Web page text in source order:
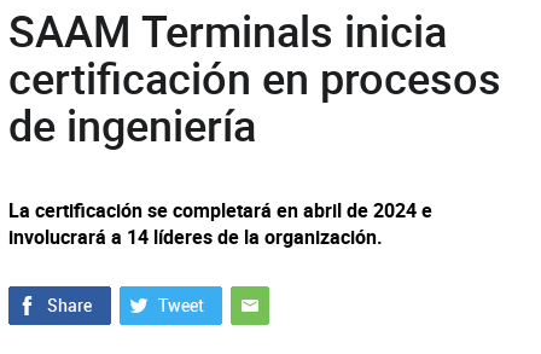
SAAM Terminals inicia
certificación en procesos
de ingeniería
La certificación se completará en abril de 2024 e
involucrará a 14 líderes de la organización.